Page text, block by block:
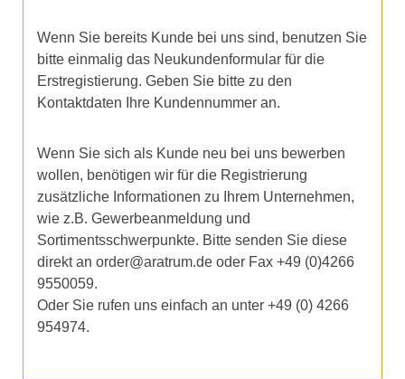
Wenn Sie bereits Kunde bei uns sind, benutzen Sie
bitte einmalig das Neukundenformular für die
Erstregistierung. Geben Sie bitte zu den
Kontaktdaten Ihre Kundennummer an.
Wenn Sie sich als Kunde neu bei uns bewerben
wollen, benötigen wir für die Registrierung
zusätzliche Informationen zu Ihrem Unternehmen,
wie z.B. Gewerbeanmeldung und
Sortimentsschwerpunkte. Bitte senden Sie diese
direkt an order@aratrum.de oder Fax +49 (0)4266
9550059.
Oder Sie rufen uns einfach an unter +49 (0) 4266
954974.